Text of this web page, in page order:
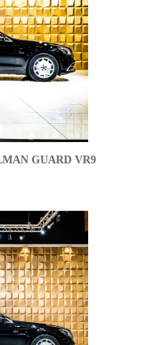
GUARD VR9